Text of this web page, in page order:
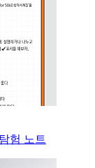
험 노트